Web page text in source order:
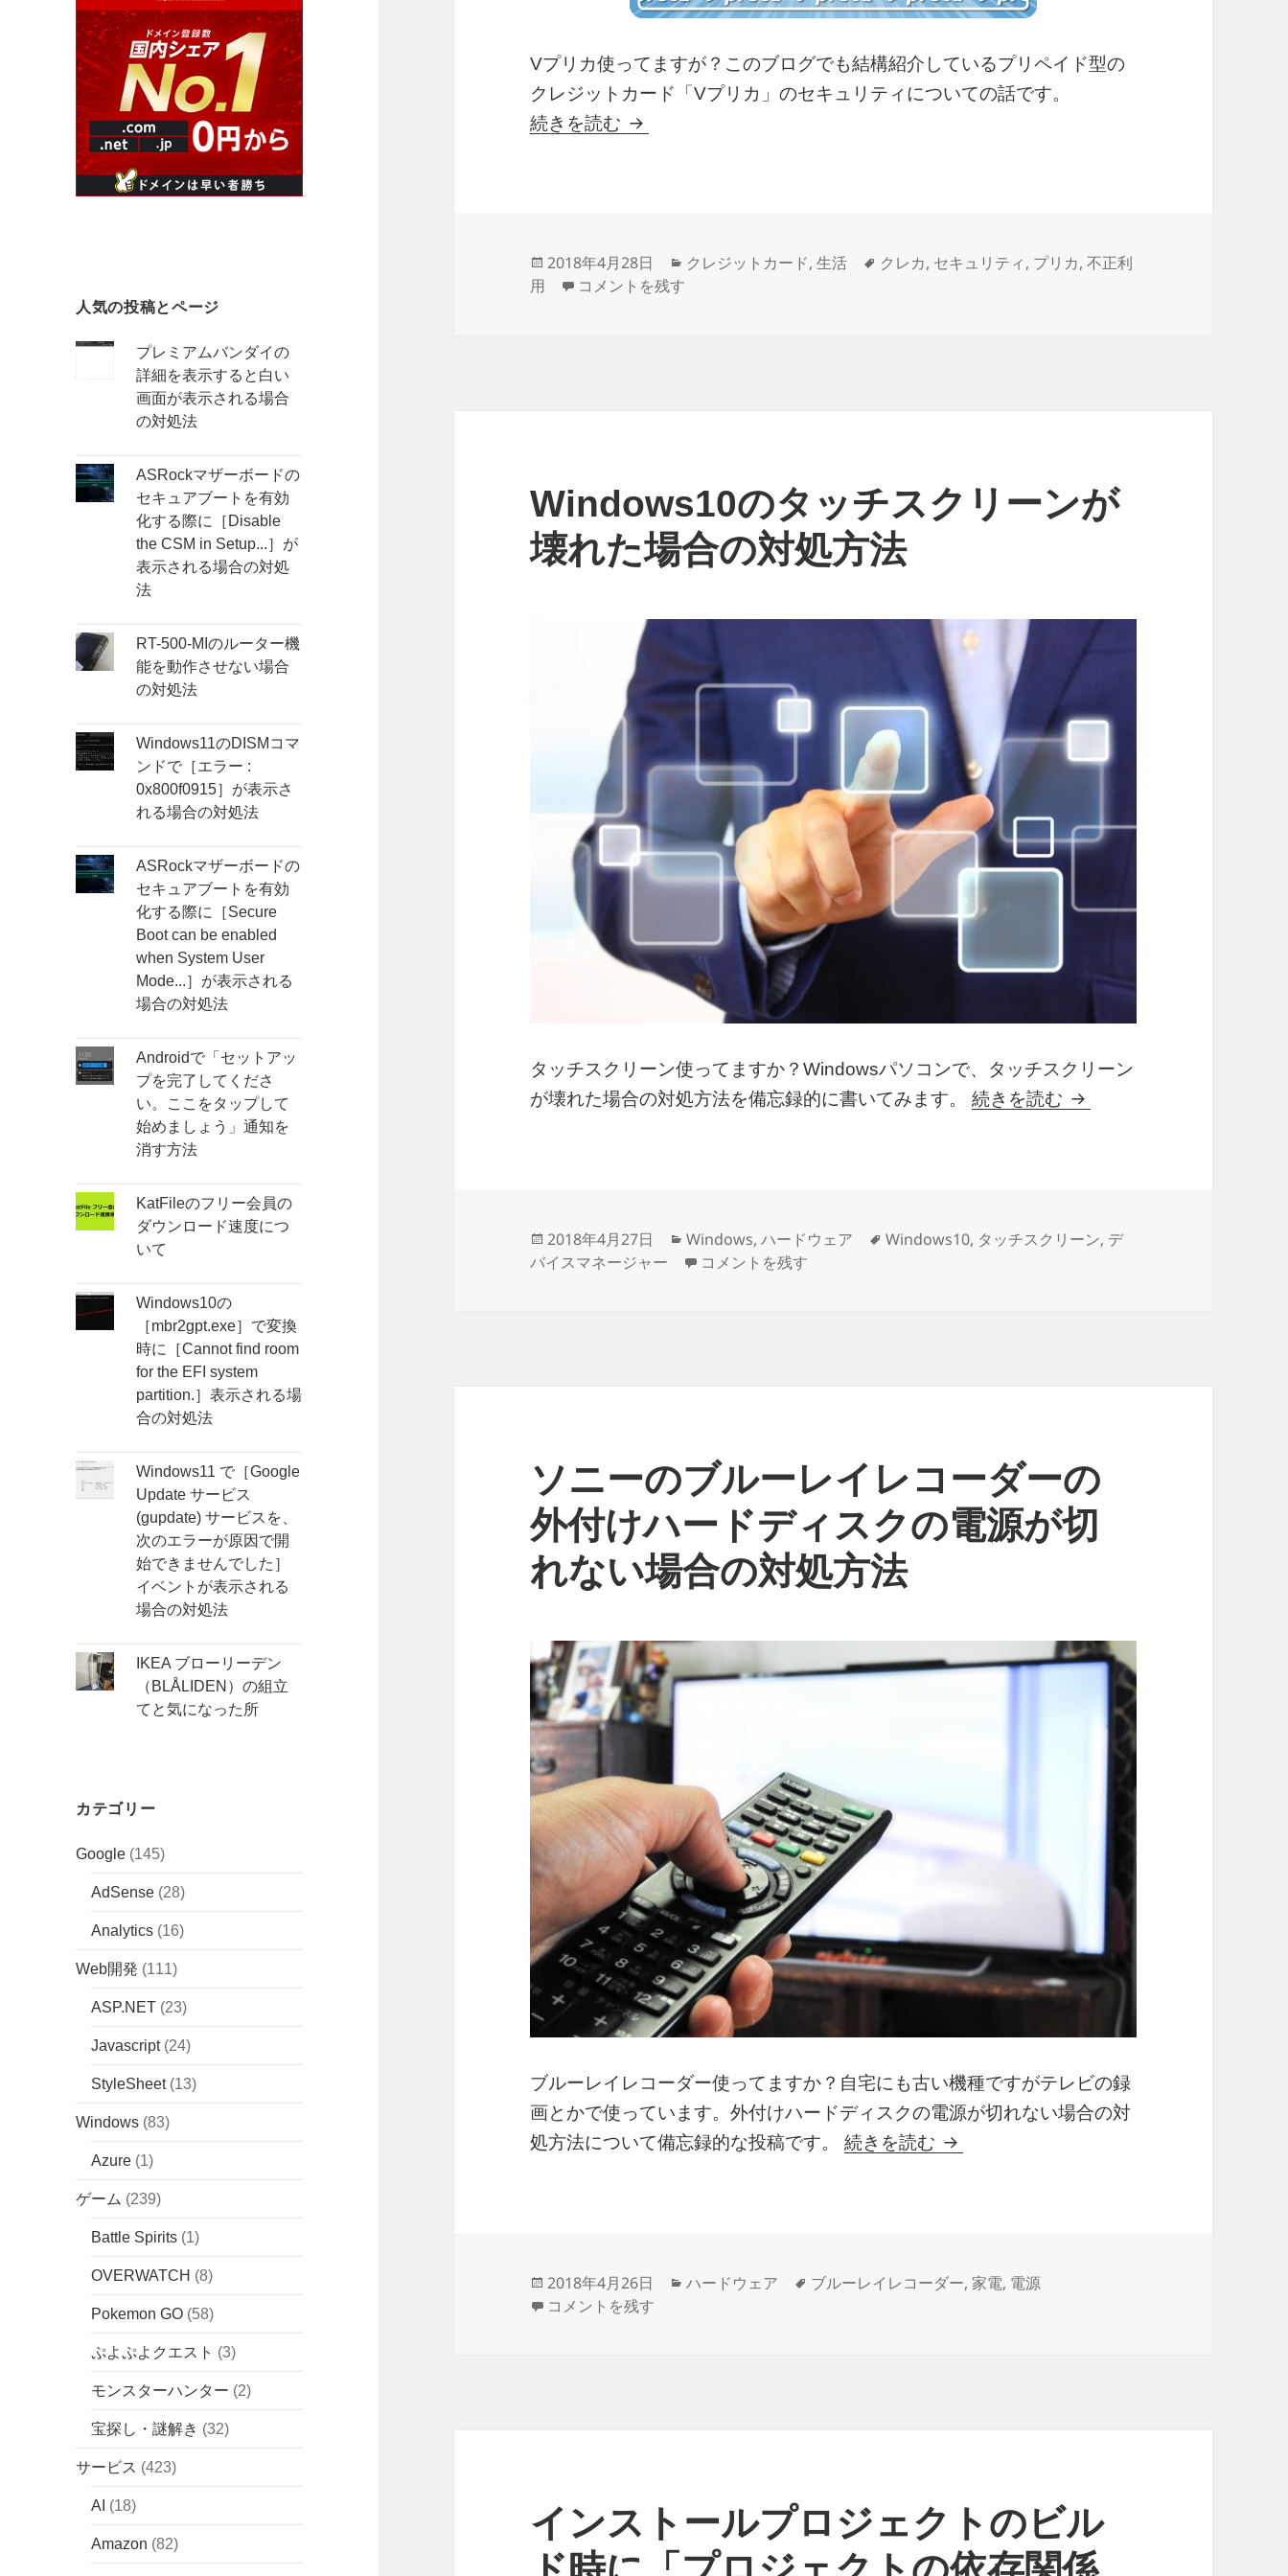
人気の投稿とページ
プレミアムバンダイの
詳細を表示すると白い
画面が表示される場合
の対処法
ASRockマザーボードの
セキュアブートを有効
化する際に［Disable
the CSM in Setup...］が
表示される場合の対処
法
RT-500-MIのルーター機
能を動作させない場合
の対処法
Windows11のDISMコマ
ンドで［エラー :
0x800f0915］が表示さ
れる場合の対処法
ASRockマザーボードの
セキュアブートを有効
化する際に［Secure
Boot can be enabled
when System User
Mode...］が表示される
場合の対処法
Androidで「セットアッ
プを完了してくださ
い。ここをタップして
始めましょう」通知を
消す方法
KatFileのフリー会員の
ダウンロード速度につ
いて
Windows10の
［mbr2gpt.exe］で変換
時に［Cannot find room
for the EFI system
partition.］表示される場
合の対処法
Windows11 で［Google
Update サービス
(gupdate) サービスを、
次のエラーが原因で開
始できませんでした］
イベントが表示される
場合の対処法
IKEA ブローリーデン
（BLÅLIDEN）の組立
てと気になった所
カテゴリー
Google (145)
AdSense (28)
Analytics (16)
Web開発 (111)
ASP.NET (23)
Javascript(24)
StyleSheet(13)
Windows (83)
Azure (1)
ゲーム (239)
Battle Spirits (1)
OVERWATCH (8)
Pokemon GO (58)
ぷよぷよクエスト (3)
モンスターハンター (2)
宝探し・謎解き (32)
サービス (423)
AI (18)
Amazon (82)
Vプリカ使ってますが？このブログでも結構紹介しているプリペイド型の
クレジットカード「Vプリカ」のセキュリティについての話です。
続きを読む 「【Ｖプリカ】お取引不成立のお知らせ」の通知メールが届いてた
投
2018年4月28日
カ
クレジットカード,生活
タ
クレカ, セキュリティ, プリカ,不正利
用
「【Ｖプリカ】お取引不成立のお知らせ」の通知メールが届いてた に
コメントを残す
Windows10のタッチスクリーンが
壊れた場合の対処方法
タッチスクリーン使ってますか？Windowsパソコンで、タッチスクリーン
が壊れた場合の対処方法を備忘録的に書いてみます。続きを読む Windows10のタッチスク
投
稿
2018年4月27日
カ
テ
Windows,ハードウェア
タ
Windows10, タッチスクリーン, デ
バイスマネージャー
Windows10のタッチスクリーンが壊れた場合の対処方法 に
コメントを残す
ソニーのブルーレイレコーダーの
外付けハードディスクの電源が切
れない場合の対処方法
ブルーレイレコーダー使ってますか？自宅にも古い機種ですがテレビの録
画とかで使っています。外付けハードディスクの電源が切れない場合の対
処方法について備忘録的な投稿です。続きを読む ソニーのブルーレイレコーダーの外付け
投
稿
2018年4月26日
カ
ハードウェア
タ
ブルーレイレコーダー, 家電, 電源
ソニーのブルーレイレコーダーの外付けハードディスクの電源が切れない場合の対処方法 に
コメントを残す
インストールプロジェクトのビル